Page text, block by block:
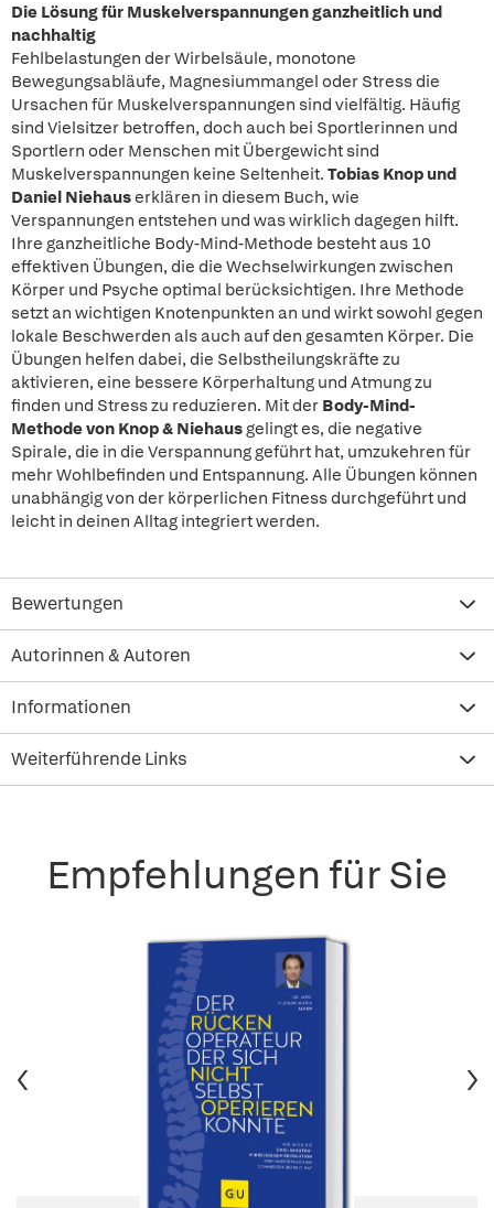
Die Lösung für Muskelverspannungen ganzheitlich und
nachhaltig
Fehlbelastungen der Wirbelsäule, monotone
Bewegungsabläufe, Magnesiummangel oder Stress die
Ursachen für Muskelverspannungen sind vielfältig. Häufig
sind Vielsitzer betroffen, doch auch bei Sportlerinnen und
Sportlern oder Menschen mit Übergewicht sind
Muskelverspannungen keine Seltenheit. Tobias Knop und
Daniel Niehauserklären in diesem Buch, wie
Verspannungen entstehen und was wirklich dagegen hilft.
Ihre ganzheitliche Body-Mind-Methode besteht aus 10
effektiven Übungen, die die Wechselwirkungen zwischen
Körper und Psyche optimal berücksichtigen. Ihre Methode
setzt an wichtigen Knotenpunkten an und wirkt sowohl gegen
lokale Beschwerden als auch auf den gesamten Körper. Die
Übungen helfen dabei, die Selbstheilungskräfte zu
aktivieren, eine bessere Körperhaltung und Atmung zu
finden und Stress zu reduzieren. Mit der Body-Mind-
Methode von Knop & Niehausgelingt es, die negative
Spirale, die in die Verspannung geführt hat, umzukehren für
mehr Wohlbefinden und Entspannung. Alle Übungen können
unabhängig von der körperlichen Fitness durchgeführt und
leicht in deinen Alltag integriert werden.
Bewertungen
Autorinnen & Autoren
Informationen
Weiterführende Links
Empfehlungen für Sie